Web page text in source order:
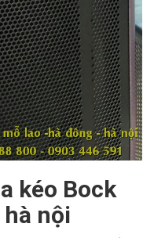
kéo Bock
nội